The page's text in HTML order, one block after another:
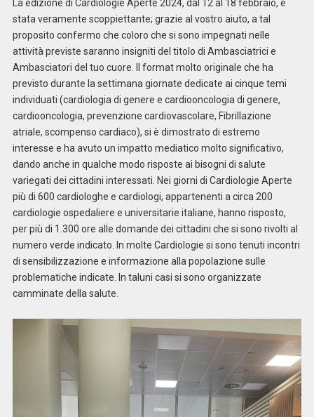
La edizione di Cardiologie Aperte 2024, dal 12 al 18 febbraio, è
stata veramente scoppiettante; grazie al vostro aiuto, a tal
proposito confermo che coloro che si sono impegnati nelle
attività previste saranno insigniti del titolo di Ambasciatrici e
Ambasciatori del tuo cuore. Il format molto originale che ha
previsto durante la settimana giornate dedicate ai cinque temi
individuati (cardiologia di genere e cardiooncologia di genere,
cardiooncologia, prevenzione cardiovascolare, Fibrillazione
atriale, scompenso cardiaco), si è dimostrato di estremo
interesse e ha avuto un impatto mediatico molto significativo,
dando anche in qualche modo risposte ai bisogni di salute
variegati dei cittadini interessati. Nei giorni di Cardiologie Aperte
più di 600 cardiologhe e cardiologi, appartenenti a circa 200
cardiologie ospedaliere e universitarie italiane, hanno risposto,
per più di 1.300 ore alle domande dei cittadini che si sono rivolti al
numero verde indicato. In molte Cardiologie si sono tenuti incontri
di sensibilizzazione e informazione alla popolazione sulle
problematiche indicate. In taluni casi si sono organizzate
camminate della salute.